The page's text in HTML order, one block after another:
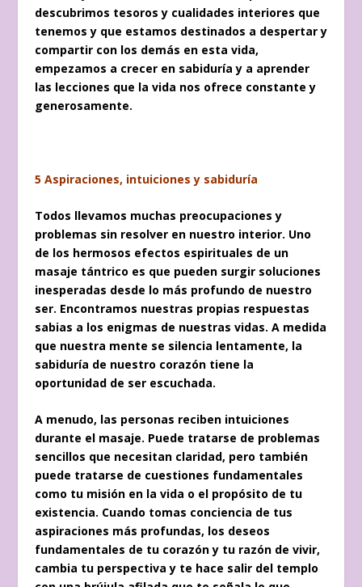
descubrimos tesoros y cualidades interiores que
tenemos y que estamos destinados a despertar y
compartir con los demás en esta vida,
empezamos a crecer en sabiduría y a aprender
las lecciones que la vida nos ofrece constante y
generosamente.
5 Aspiraciones, intuiciones y sabiduría
Todos llevamos muchas preocupaciones y
problemas sin resolver en nuestro interior. Uno
de los hermosos efectos espirituales de un
masaje tántrico es que pueden surgir soluciones
inesperadas desde lo más profundo de nuestro
ser. Encontramos nuestras propias respuestas
sabias a los enigmas de nuestras vidas. A medida
que nuestra mente se silencia lentamente, la
sabiduría de nuestro corazón tiene la
oportunidad de ser escuchada.
A menudo, las personas reciben intuiciones
durante el masaje. Puede tratarse de problemas
sencillos que necesitan claridad, pero también
puede tratarse de cuestiones fundamentales
como tu misión en la vida o el propósito de tu
existencia. Cuando tomas conciencia de tus
aspiraciones más profundas, los deseos
fundamentales de tu corazón y tu razón de vivir,
cambia tu perspectiva y te hace salir del templo